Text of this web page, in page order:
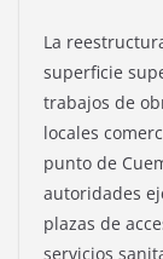
La
superficie
trabajos de
locales
punto de
autoridades
plazas de
servicios